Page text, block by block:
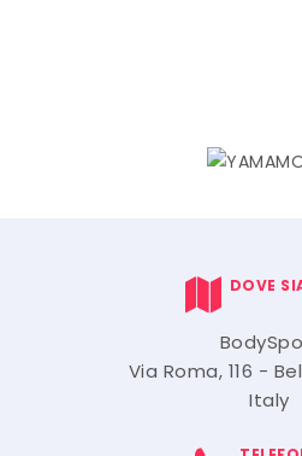
DOVE
Via Roma, 116 -
Italy